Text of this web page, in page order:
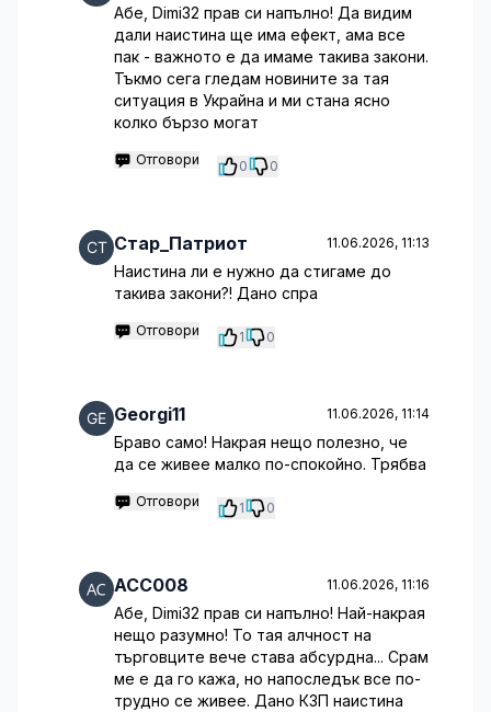
Абе, Dimi32 прав си напълно! Да видим
дали наистина ще има ефект, ама все
пак - важното е да имаме такива закони.
Тъкмо сега гледам новините за тая
ситуация в Украйна и ми стана ясно
колко бързо могат
Отговори 0 0
Стар_Патриот 11.06.2026, 11:13
Наистина ли е нужно да стигаме до
такива закони?! Дано спра
Отговори 1 0
Georgi11 11.06.2026, 11:14
Браво само! Накрая нещо полезно, че
да се живее малко по-спокойно. Трябва
Отговори 1 0
ACC008 11.06.2026, 11:16
Абе, Dimi32 прав си напълно! Най-накрая
нещо разумно! То тая алчност на
търговците вече става абсурдна... Срам
ме е да го кажа, но напоследък все по-
трудно се живее. Дано КЗП наистина